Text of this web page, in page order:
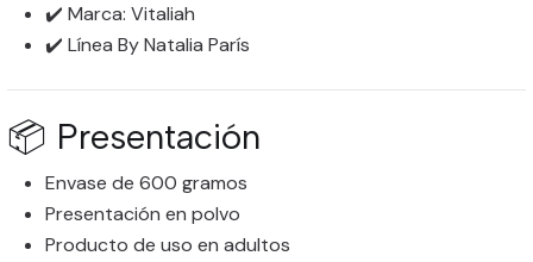
✔️ Marca: Vitaliah
✔️ Línea By Natalia París
📦 Presentación
Envase de 600 gramos
Presentación en polvo
Producto de uso en adultos